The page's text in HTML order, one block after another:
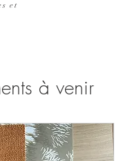
et
à venir